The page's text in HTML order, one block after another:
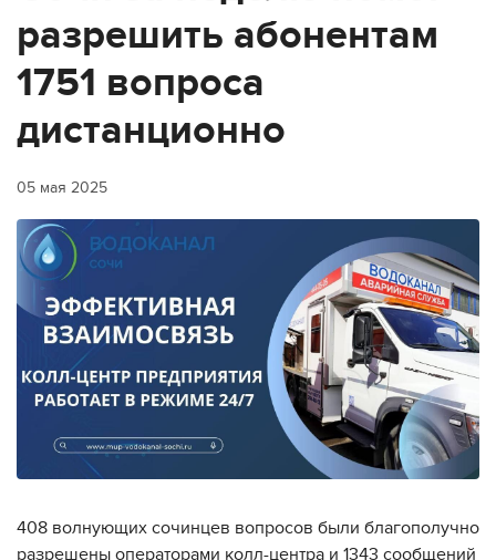
разрешить абонентам
1751 вопроса
дистанционно
05 мая 2025
408 волнующих сочинцев вопросов были благополучно
разрешены операторами колл-центра и 1343 сообщений